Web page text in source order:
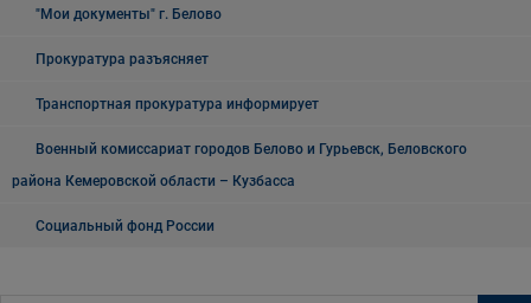
"Мои документы" г. Белово
Прокуратура разъясняет
Транспортная прокуратура информирует
Военный комиссариат городов Белово и Гурьевск, Беловского
района Кемеровской области – Кузбасса
Социальный фонд России